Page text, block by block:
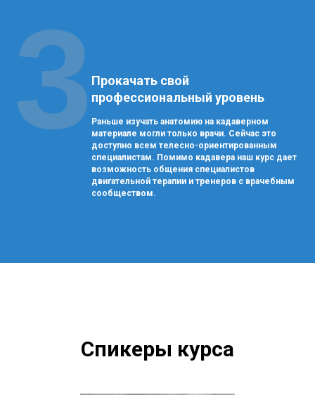
Прокачать свой
профессиональный уровень
Раньше изучать анатомию на кадаверном
материале могли только врачи. Сейчас это
доступно всем телесно-ориентированным
специалистам. Помимо кадавера наш курс дает
возможность общения специалистов
двигательной терапии и тренеров с врачебным
сообществом.
3
Спикеры курса